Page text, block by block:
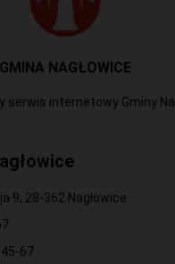
GMINA NAGŁOWICE
serwis internetowy Gminy
9, 28-362 Nagłowice
67